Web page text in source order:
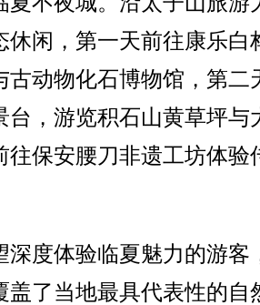
休闲，第一天前往康乐白
古动物化石博物馆，第二
台，游览积石山黄草坪与
往保安腰刀非遗工坊体验
度体验临夏魅力的游客
盖了当地最具代表性的自